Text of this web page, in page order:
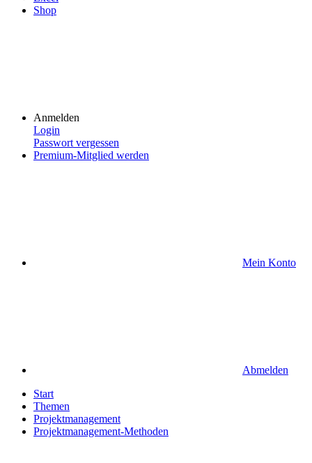
Shop
Anmelden
Login
Passwort vergessen
Premium-Mitglied werden
Mein Konto
Abmelden
Start
Themen
Projektmanagement
Projektmanagement-Methoden